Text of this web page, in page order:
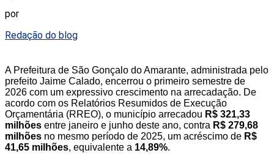
por
Redação do blog
A Prefeitura de São Gonçalo do Amarante, administrada pelo
prefeito Jaime Calado, encerrou o primeiro semestre de
2026 com um expressivo crescimento na arrecadação. De
acordo com os Relatórios Resumidos de Execução
Orçamentária (RREO), o município arrecadou R$ 321,33
milhões entre janeiro e junho deste ano, contra R$ 279,68
milhões no mesmo período de 2025, um acréscimo de R$
41,65 milhões, equivalente a 14,89%.